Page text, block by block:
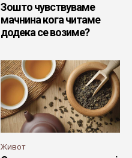
Зошто чувствуваме
мачнина кога читаме
додека се возиме?
Живот